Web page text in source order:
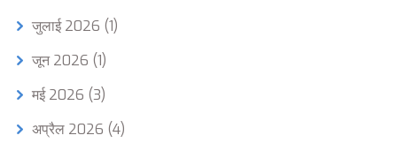
जुलाई 2026 (1)
जून 2026 (1)
मई 2026 (3)
अप्रैल 2026 (4)